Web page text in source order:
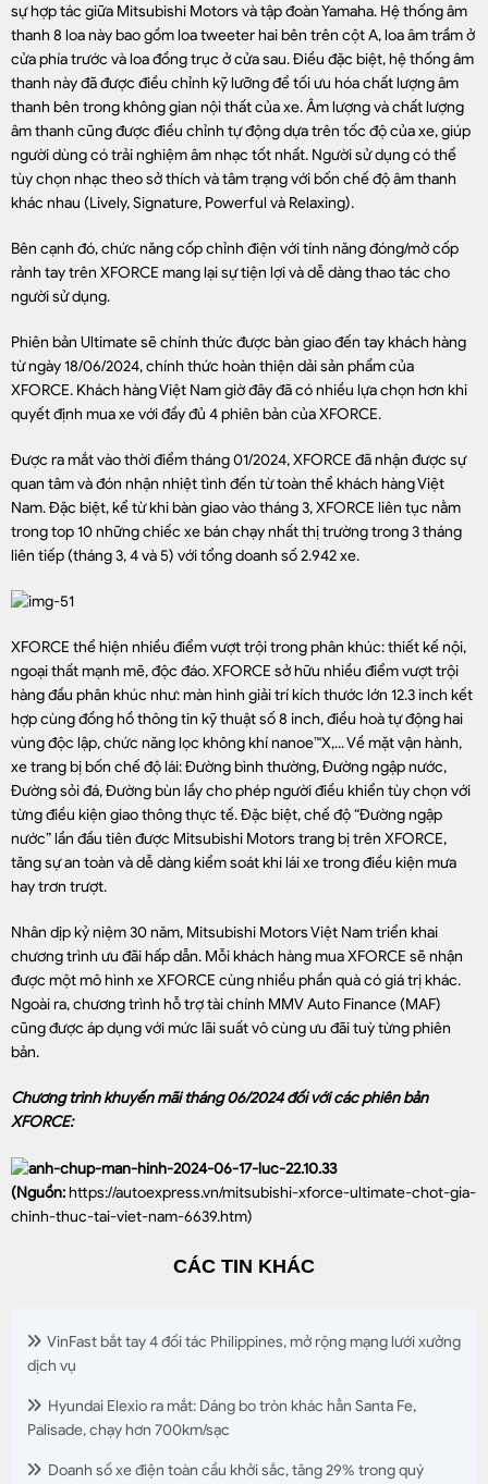
sự hợp tác giữa Mitsubishi Motors và tập đoàn Yamaha. Hệ thống âm
thanh 8 loa này bao gồm loa tweeter hai bên trên cột A, loa âm trầm ở
cửa phía trước và loa đồng trục ở cửa sau. Điều đặc biệt, hệ thống âm
thanh này đã được điều chỉnh kỹ lưỡng để tối ưu hóa chất lượng âm
thanh bên trong không gian nội thất của xe. Âm lượng và chất lượng
âm thanh cũng được điều chỉnh tự động dựa trên tốc độ của xe, giúp
người dùng có trải nghiệm âm nhạc tốt nhất. Người sử dụng có thể
tùy chọn nhạc theo sở thích và tâm trạng với bốn chế độ âm thanh
khác nhau (Lively, Signature, Powerful và Relaxing).
Bên cạnh đó, chức năng cốp chỉnh điện với tính năng đóng/mở cốp
rảnh tay trên XFORCE mang lại sự tiện lợi và dễ dàng thao tác cho
người sử dụng.
Phiên bản Ultimate sẽ chính thức được bàn giao đến tay khách hàng
từ ngày 18/06/2024, chính thức hoàn thiện dải sản phẩm của
XFORCE. Khách hàng Việt Nam giờ đây đã có nhiều lựa chọn hơn khi
quyết định mua xe với đầy đủ 4 phiên bản của XFORCE.
Được ra mắt vào thời điểm tháng 01/2024, XFORCE đã nhận được sự
quan tâm và đón nhận nhiệt tình đến từ toàn thể khách hàng Việt
Nam. Đặc biệt, kể từ khi bàn giao vào tháng 3, XFORCE liên tục nằm
trong top 10 những chiếc xe bán chạy nhất thị trường trong 3 tháng
liên tiếp (tháng 3, 4 và 5) với tổng doanh số 2.942 xe.
XFORCE thể hiện nhiều điểm vượt trội trong phân khúc: thiết kế nội,
ngoại thất mạnh mẽ, độc đáo. XFORCE sở hữu nhiều điểm vượt trội
hàng đầu phân khúc như: màn hình giải trí kích thước lớn 12.3 inch kết
hợp cùng đồng hồ thông tin kỹ thuật số 8 inch, điều hoà tự động hai
vùng độc lập, chức năng lọc không khí nanoe™X,... Về mặt vận hành,
xe trang bị bốn chế độ lái: Đường bình thường, Đường ngập nước,
Đường sỏi đá, Đường bùn lầy cho phép người điều khiển tùy chọn với
từng điều kiện giao thông thực tế. Đặc biệt, chế độ “Đường ngập
nước” lần đầu tiên được Mitsubishi Motors trang bị trên XFORCE,
tăng sự an toàn và dễ dàng kiểm soát khi lái xe trong điều kiện mưa
hay trơn trượt.
Nhân dịp kỷ niệm 30 năm, Mitsubishi Motors Việt Nam triển khai
chương trình ưu đãi hấp dẫn. Mỗi khách hàng mua XFORCE sẽ nhận
được một mô hình xe XFORCE cùng nhiều phần quà có giá trị khác.
Ngoài ra, chương trình hỗ trợ tài chính MMV Auto Finance (MAF)
cũng được áp dụng với mức lãi suất vô cùng ưu đãi tuỳ từng phiên
bản.
Chương trình khuyến mãi tháng 06/2024 đối với các phiên bản
XFORCE:
(Nguồn:https://autoexpress.vn/mitsubishi-xforce-ultimate-chot-gia-
chinh-thuc-tai-viet-nam-6639.htm)
CÁC TIN KHÁC
VinFast bắt tay 4 đối tác Philippines, mở rộng mạng lưới xưởng
dịch vụ
Hyundai Elexio ra mắt: Dáng bo tròn khác hẳn Santa Fe,
Palisade, chạy hơn 700km/sạc
Doanh số xe điện toàn cầu khởi sắc, tăng 29% trong quý